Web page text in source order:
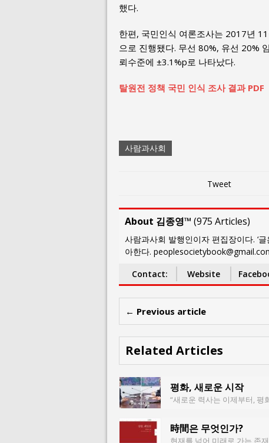
했다.
한편, 국민인식 여론조사는 2017년
으로 진행됐다. 무선 80%, 유선 20%
뢰수준에 ±3.1%p로 나타났다.
탈원전 정책 국민 인식 조사 결과 PDF
사람과사회
Tweet
About 김종영™ (975 Articles)
사람과사회 발행인이자 편집장이다. ‘
아한다.
Contact:
Website
← Previous article
Related Articles
평화, 새로운 시작
“새로운 력사는 이제부터, 평
時間은 무엇인가?
현재를 넘어 미래로 가는 존